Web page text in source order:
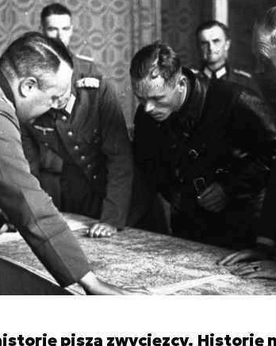
piszą zwycięzcy. Historię